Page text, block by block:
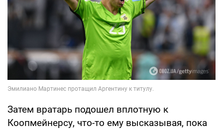
Затем вратарь подошел вплотную к
Коопмейнерсу, что-то ему высказывая, пока